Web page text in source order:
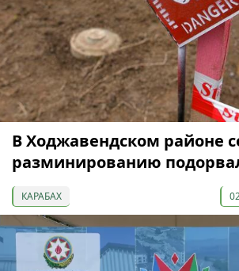
В Ходжавендском районе
разминированию
КАРАБАХ